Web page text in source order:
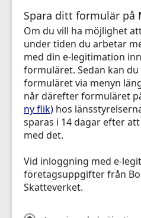
Spara ditt formulär på
Om du vill ha möjlighet
under tiden du arbetar
med din e-legitimation
formuläret. Sedan kan
formuläret via menyn
når därefter formuläret
ny flik) hos
sparas i 14 dagar efter
med det.
Vid inloggning med e-
företagsuppgifter från
Skatteverket.